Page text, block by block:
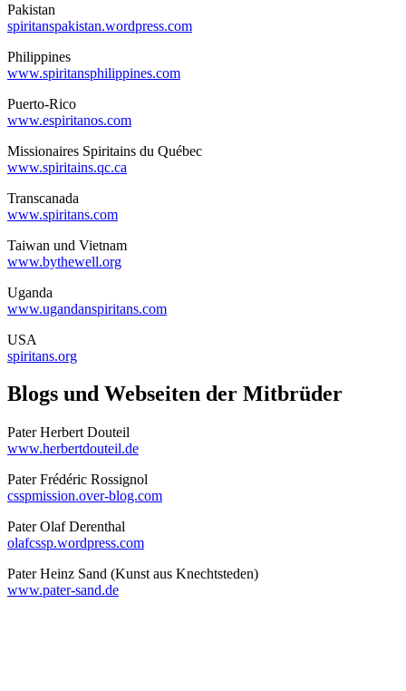
Pakistan
spiritanspakistan.wordpress.com
Philippines
www.spiritansphilippines.com
Puerto-Rico
www.espiritanos.com
Missionaires Spiritains du Québec
www.spiritains.qc.ca
Transcanada
www.spiritans.com
Taiwan und Vietnam
www.bythewell.org
Uganda
www.ugandanspiritans.com
USA
spiritans.org
Blogs und Webseiten der Mitbrüder
Pater Herbert Douteil
www.herbertdouteil.de
Pater Frédéric Rossignol
csspmission.over-blog.com
Pater Olaf Derenthal
olafcssp.wordpress.com
Pater Heinz Sand (Kunst aus Knechtsteden)
www.pater-sand.de